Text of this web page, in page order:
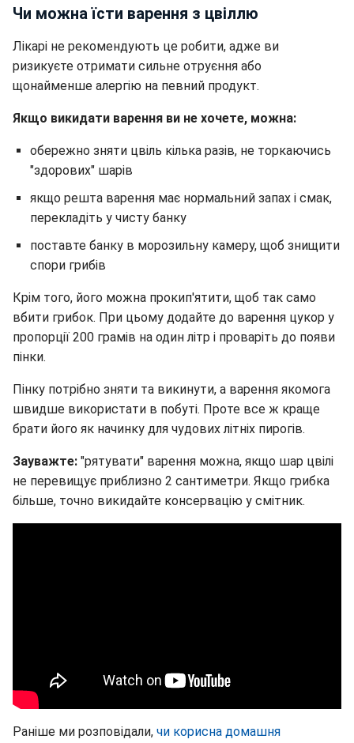
Чи можна їсти варення з цвіллю
Лікарі не рекомендують це робити, адже ви
ризикуєте отримати сильне отруєння або
щонайменше алергію на певний продукт.
Якщо викидати варення ви не хочете, можна:
обережно зняти цвіль кілька разів, не торкаючись
"здорових" шарів
якщо решта варення має нормальний запах і смак,
перекладіть у чисту банку
поставте банку в морозильну камеру, щоб знищити
спори грибів
Крім того, його можна прокип'ятити, щоб так само
вбити грибок. При цьому додайте до варення цукор у
пропорції 200 грамів на один літр і проваріть до появи
пінки.
Пінку потрібно зняти та викинути, а варення якомога
швидше використати в побуті. Проте все ж краще
брати його як начинку для чудових літніх пирогів.
Зауважте: "рятувати" варення можна, якщо шар цвілі
не перевищує приблизно 2 сантиметри. Якщо грибка
більше, точно викидайте консервацію у смітник.
Раніше ми розповідали, чи корисна домашня